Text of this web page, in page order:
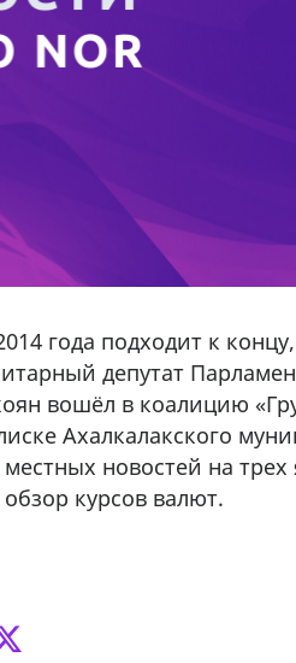
года подходит к
депутат
вошёл в коалицию
Ахалкалакского
новостей на трех
курсов валют.